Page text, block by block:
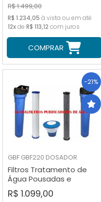
R$ 1.499,00
R$ 1.234,05 à vista ou em até
12xde R$ 113,12 com juros
COMPRAR
-21%
GBF GBF220 DOSADOR
Filtros Tratamento de
Água Pousadas e
Fazendas GBF3000F
R$ 1.099,00